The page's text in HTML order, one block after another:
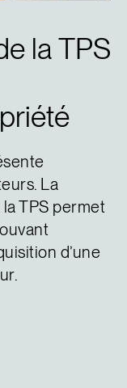
la TPS
La
TPS permet
d’une